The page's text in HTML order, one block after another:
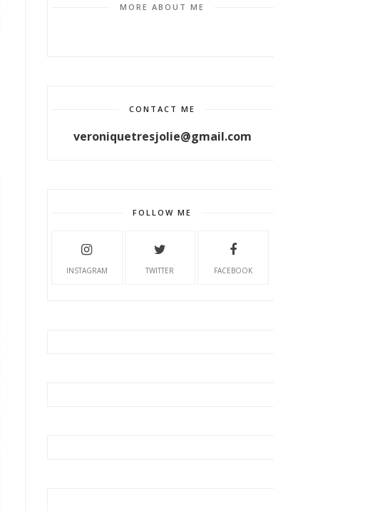
MORE ABOUT ME
CONTACT ME
veroniquetresjolie@gmail.com
FOLLOW ME
INSTAGRAM TWITTER FACEBOOK